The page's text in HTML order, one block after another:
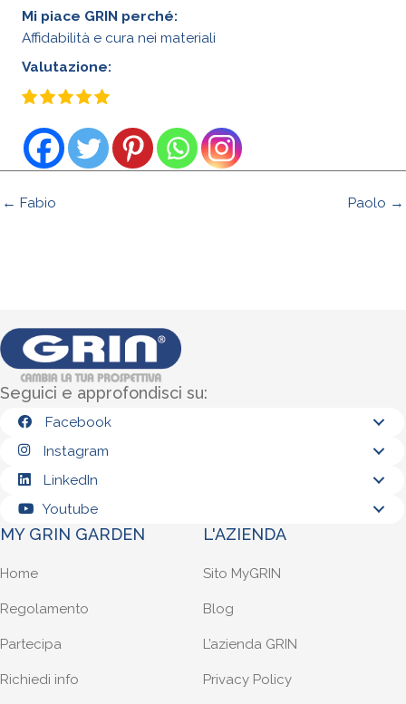
Mi piace GRIN perché:
Affidabilità e cura nei materiali
Valutazione:
← Fabio Paolo →
Seguici e approfondisci su:
Facebook
Instagram
LinkedIn
Youtube
MY GRIN GARDEN
Home
Regolamento
Partecipa
Richiedi info
L'AZIENDA
Sito MyGRIN
Blog
L’azienda GRIN
Privacy Policy